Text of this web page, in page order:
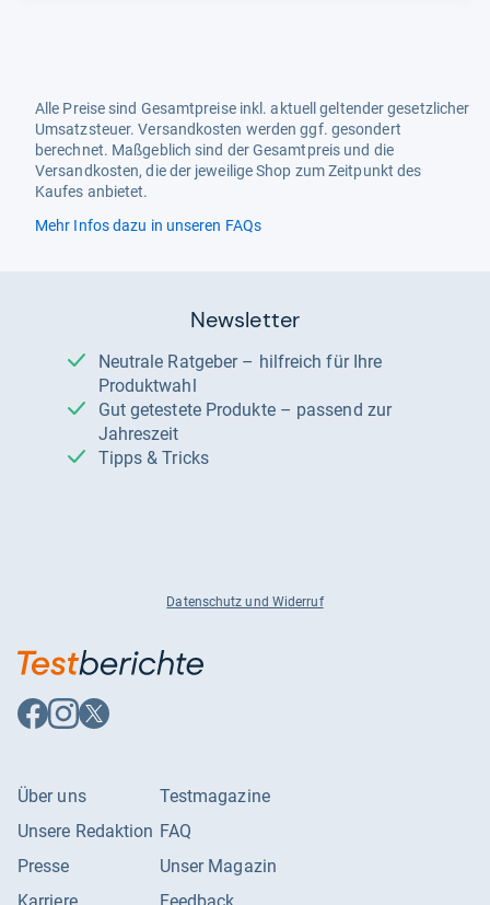
Alle Preise sind Gesamtpreise inkl. aktuell geltender gesetzlicher
Umsatzsteuer. Versandkosten werden ggf. gesondert
berechnet. Maßgeblich sind der Gesamtpreis und die
Versandkosten, die der jeweilige Shop zum Zeitpunkt des
Kaufes anbietet.
Mehr Infos dazu in unseren FAQs
Newsletter
Neutrale Ratgeber – hilfreich für Ihre
Produktwahl
Gut getestete Produkte – passend zur
Jahreszeit
Tipps & Tricks
Datenschutz und Widerruf
Auf
Facebook
Auf
Instagram
Auf
X
Über uns
Unsere Redaktion
Presse
Testmagazine
FAQ
Unser Magazin